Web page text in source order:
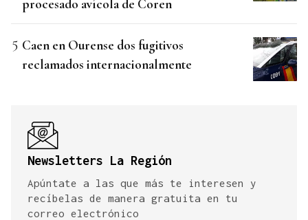
procesado avícola de Coren
Caen en Ourense dos fugitivos
reclamados internacionalmente
Newsletters La Región
Apúntate a las que más te interesen y
recíbelas de manera gratuita en tu
correo electrónico